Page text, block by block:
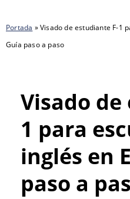
Portada »Visado de estudiante F-1
Guía paso a paso
Visado
1 para
inglés en
paso a